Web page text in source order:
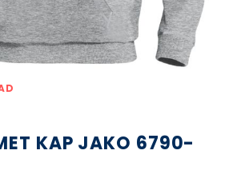
KAP JAKO 6790-